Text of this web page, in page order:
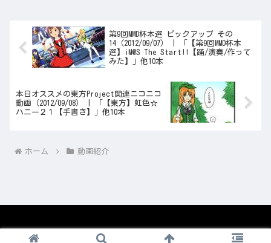
第9回MMD杯本選 ピックアップ その
14（2012/09/07） | 「【第9回MMD杯本
選】iM@S The Start!!【踊/演奏/作って
みた】」他10本
本日オススメの東方Project関連ニコニコ
動画（2012/09/08） | 「【東方】虹色☆
ハニー２１【手書き】」他10本
ホーム 動画紹介
© 2008-2026 1nico.